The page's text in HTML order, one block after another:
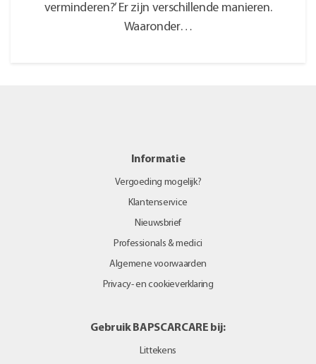
verminderen?’ Er zijn verschillende manieren.
Waaronder…
Informatie
Vergoeding mogelijk?
Klantenservice
Nieuwsbrief
Professionals & medici
Algemene voorwaarden
Privacy- en cookieverklaring
Gebruik BAPSCARCARE bij:
Littekens